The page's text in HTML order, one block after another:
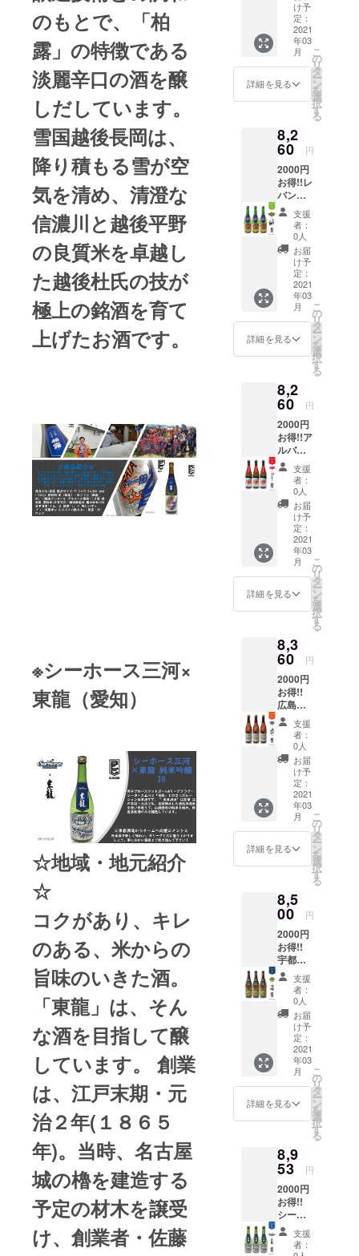
のもとで、「柏
露」の特徴である
淡麗辛口の酒を醸
しだしています。
雪国越後長岡は、
降り積もる雪が空
気を清め、清澄な
信濃川と越後平野
の良質米を卓越し
た越後杜氏の技が
極上の銘酒を育て
上げたお酒です。
※シーホース三河×
東龍（愛知）
☆地域・地元紹介
☆
コクがあり、キレ
のある、米からの
旨味のいきた酒。
「東龍」は、そん
な酒を目指して醸
しています。 創業
は、江戸末期・元
治２年(１８６５
年)。当時、名古屋
城の櫓を建造する
予定の材木を譲受
け、創業者・佐藤
発信
し、観
る人・
飲む人
に楽し
みや喜
びが広
がると
です。
皆さん
を応援
できる
ことを
光栄に
思って
おりま
す。多
くの方
にアー
スフレ
ンズ東
京Ｚを
応援し
ていた
だく一
助とな
るよう
ます。
SNS
ハッ
シュタ
グ #
アース
フレン
ズ東京Z
#澤乃井
☆商品
説明☆
しっと
り豊か
な味わ
い、充
実を予
感させ
る香
り。肩
ずに飲
める純
米の上
級酒で
す。お
すすめ
料理：
菜の花
のお浸
し、揚
げ出し
豆腐、
マグロ
刺身、
タコブ
ツ、フ
キノト
法：常
温 製品
サイ
ズ：75
×75×30
0 1000
原材
料：米
（国
産）、
米麹
（国産
米） ア
ルコー
ル度
数：15
度 原料
合：
60% 日
度：±0
酸度：
1.7 おス
スメの
飲み
み心地
がワイ
ヴァン
ズの
チーム
ルに
ぴった
酒で
す。 人
から人
にパス
を繋げ
て団結
すると
いう想
いは、
米鶴が
常々大
事にし
ている
「和醸
良酒」
の考え
に近い
ものが
ありま
チーム
ワーク
を大事
に、よ
り高み
を目指
して進
めるよ
う頑
張って
いただ
きたい
と思っ
ており
ます ^-^
☆商品
説明☆
シャン
パー
も負け
ない、
泡の日
本酒を
造りた
いとい
う思い
から生
まれた
スパー
クリン
グ日本
酒。特
許を取
得した
酵母を
使用
し、ア
ルコー
低めで
も飲み
ごたえ
のある
味わい
を実
現。甘
すぎな
いバラ
ンスの
良い味
わい
で、食
中酒と
して使
える泡
の日本
法：常
温 製品
サイ
ズ：
90×90
×325（
mm)
1600(g)
した越
後杜氏
の技が
極上の
銘酒を
げたお
酒で
☆
生産者
から
チーム
への応
援コメ
ント☆
アルビ
岡を
ホーム
ナ（本
拠地）
に迎え
た頃よ
り、後
援会、
選手と
コラボ
企画を
進め、
米作り
（田植
え）、
仕込み
作業を
一緒に
行いオ
リジナ
ル清酒
上げま
した。
アルビ
BB選手
の活躍
を長岡
市や後
援会、
企業、
市ス
ポーツ
協会と
とも
に、盛
り上げ
応援し
ていま
す。
☆
商品紹
介☆ 本
コラボ
日本酒
は、食
中酒と
して飲
みやす
く、飲
み飽き
せずさ
らに
リーズ
ナブル
な価格
で勝利
として
大いに
お飲み
頂きた
い大吟
醸で
す。厳
選した
てお
り、昔
から酒
造りが
盛んな
す。弊
社は古
りにこ
だわ
り、味
のある
酒造り
心がけ
てきま
した。
②生産
者のコ
メン
ト：ク
ラブ
チーム
活動理
RED.
この言
酒造り
にも通
じるも
のを感
じまし
た。 こ
の言葉
を架け
橋と
し、
チーム
の方々
と一緒
に、バ
スケッ
ルと日
本酒の
から名
古屋の
未来を
創造し
ていき
たいと
思いま
す。 ③
チーム
へのコ
メン
ト：一
度でも
多くの
勝利を
名古屋
に持っ
て帰っ
てきて
い！！
一つの
勝利が
名古屋
の夢へ
の第一
歩だと
思うか
ら。
「DO
RED!!
ドル
フィン
ズ！」
SNS
ハッ
シュタ
グ ♯名古
屋ダイ
ドドル
フィン
ズ♯ドル
フィン
ズ♯やま
はいほ
まれ♯米
宗 ④商
品紹
作るひ
と、酒
を醸す
ひと、
酒を売
るひ
と、飲
が見
え、語
る」酒
造りを
する酒
蔵”畑酒
造”。滋
賀県は
日本の
ほぼ中
央にあ
り、ま
わりを
伊吹、
比良、
比叡な
囲ま
れ、中
央に日
本で一
番大き
な湖
「びわ
湖」が
ありま
す。ま
わりの
山々か
らびわ
湖に流
れこむ
は、大
きな川
上もあ
りま
す。 ☆
生産者
から
チーム
への応
援コメ
ント☆
地域密
着型球
団『滋
賀レイ
クス
ター
のコラ
ボ日本
じて、
滋賀の
良さを
より
知って
もらい
たい。
さらな
る飛躍
を目指
し、共
に上を
向いて
最後ま
で走り
抜きま
しょ
う！
SNS
シュタ
グ #滋
賀レイ
クス
ターズ
#大治郎
☆商品
説明☆
地元農
ていま
す。 ※
ラベル
の形状
上 肩
ラベル
にシワ
ますの
でご了
承くだ
さい ☆
蔵元・
地域紹
介☆ 広
大な平
野に散
居村の
風景が
広が
る、富
山県砺
波市。
夏はさ
わやか
し、冬
は一面
界に包
まれ
る、四
季の移
ろいを
感じら
れる自
然豊か
なこの
地で 文
久2年創
業に創
代々受
け継が
りの精
神と、
ご愛飲
頂く多
くの
方々
の、豊
かで幸
福な暮
らしに
貢献し
たいと
いう願
いが込
めらた
酒蔵 ”若
鶴酒造”
☆生産
への応
援コメ
ント☆
地元富
山が誇
る「富
山グラ
ウジー
ズ」を
お酒を
通じて
応援し
たいと
思い、
参加さ
ただき
ました!
ハッ
シュタ
グ #富
山グラ
ウジー
ズ #苗
加屋 ☆
商品紹
介☆ 富
米吟
醸 蒼
天（3本
セッ
ト)+お
礼の
メール
法律に
より20
の酒類
の購入
や飲酒
は禁止
されて
おり、
酒類の
販売に
は年齢
確認が
義務付
けられ
ていま
す。 ※
ラベル
の形状
上 肩
つ可能
性あり
ますの
でご了
承くだ
さい ☆
蔵元・
地元紹
介☆
「清酒
澤乃井
醸造
元 小
澤酒造
株式会
社」江
戸時
暦1702
年）創
来３０
０年に
わたり
澤乃井
は東京･
奥多摩
の地酒
として
親しま
れてき
た造り
酒屋で
多摩は
東京と
の深山
峡谷で
すが、
その中
でも澤
乃井の
生まれ
た沢井
は清涼
で豊か
な水が
流れる
ことか
らそう
呼ばれ
になっ
た名水
名の
「澤乃
井」は
その地
名に由
来しま
す。東
京の奥
け予
定：
2021
年03
月
詳細を見る
こ
の
リ
タ
ー
ン
を
選
択
す
る
8,2
60 円
2000円
お得!!レ
バンガ
北海道
× 千歳
鶴純米
吟醸 (3
本セッ
ト）+お
礼の
メール
法律に
より20
歳未満
の酒類
の購入
は禁止
されて
おり、
酒類の
販売に
は年齢
確認が
義務付
けられ
ていま
す。 ※
ラベル
の形状
上 肩
ラベル
にシワ
が目立
でご了
承くだ
さい ☆
蔵元・
地元紹
介☆
「千歳
鶴」は
順調に
生産を
伸ばし
ていき
まし
た。昭
和34年
には当
時国内
「丹頂
蔵」を
し、3年
後には
海外輸
出へ。
昭和42
年には
本州に
も拠点
を広げ
るな
ど、高
度成長
共にそ
の翼を
翔きま
す。ま
た、
「全国
新酒鑑
評会」
でも14
年連続
支援
者：
0人
お届
け予
定：
2021
年03
月
詳細を見る
こ
の
リ
タ
ー
ン
を
選
択
す
る
8,2
60 円
2000円
お得!!ア
ルバル
ク東京
× 澤乃
井 東京
蔵人 (3
本セッ
ト)+お
礼の
メール!!
法律に
より20
歳未満
の酒類
の購入
は禁止
されて
おり、
酒類の
販売に
は年齢
確認が
義務付
けられ
ていま
す。 ※
ラベル
の形状
上 肩
ラベル
にシワ
が目立
でご了
承くだ
さい ☆
蔵元・
地元紹
介☆
「清酒
澤乃井
醸造
元 小
澤酒造
株式会
社」江
戸時
代、元
禄１５
年（西
来３０
０年に
澤乃井
は東京･
奥多摩
の地酒
として
支援
者：
0人
お届
け予
定：
2021
年03
月
詳細を見る
こ
の
リ
タ
ー
ン
を
選
択
す
る
8,3
60 円
2000円
お得!!
広島ド
ラゴン
フライ
ズ × 賀
茂金秀
特別純
米13
（3本
セッ
ト）+お
礼の
メール
法律に
より20
の酒類
の購入
や飲酒
は禁止
されて
おり、
酒類の
販売に
は年齢
確認が
義務付
けられ
ていま
す。 ※
ラベル
の形状
上 肩
つ可能
性あり
ますの
でご了
承くだ
さい ☆
蔵元・
地域紹
支援
者：
0人
お届
け予
定：
2021
年03
月
詳細を見る
こ
の
リ
タ
ー
ン
を
選
択
す
る
8,5
00 円
2000円
お得!!
宇都宮
ブレッ
クス ×
燦爛
（3本
セッ
ト） 法
律によ
り20歳
未満の
酒類の
購入や
飲酒は
禁止さ
り、酒
類の販
売には
年齢確
認が義
務付け
られて
いま
支援
者：
0人
お届
け予
定：
2021
年03
月
詳細を見る
こ
の
リ
タ
ー
ン
を
選
択
す
る
8,9
53 円
2000円
お得!!
シー
ホース
三河 ×
東龍 純
支援
者：